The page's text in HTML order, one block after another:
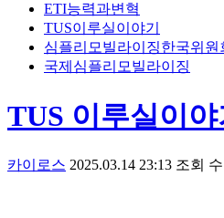
ETI능력과변혁
TUS이루실이야기
심플리모빌라이징한국위원
국제심플리모빌라이징
TUS 이루실이
카이로스 2025.03.14 23:13 조회